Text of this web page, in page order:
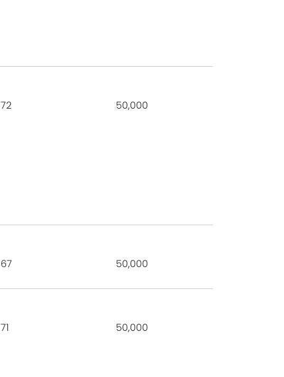
72 50,000
67 50,000
71 50,000